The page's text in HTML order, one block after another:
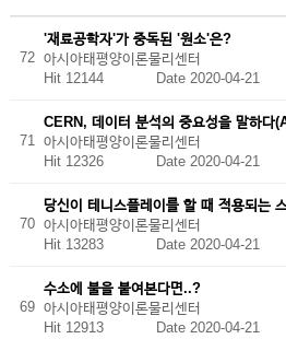
72
'재료공학자'가 중독된 '원소'은?
아시아태평양이론물리센터
Hit 12144 Date 2020-04-21
71
CERN, 데이터 분석의 중요성을 말하다
아시아태평양이론물리센터
Hit 12326 Date 2020-04-21
70
당신이 테니스플레이를 할 때 적용되는
아시아태평양이론물리센터
Hit 13283 Date 2020-04-21
69
수소에 불을 붙여본다면..?
아시아태평양이론물리센터
Hit 12913 Date 2020-04-21